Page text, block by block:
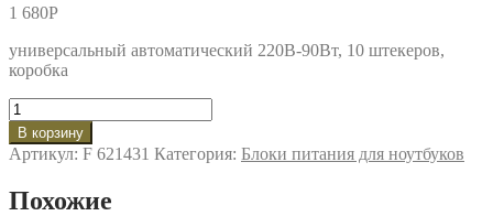
1 680P
универсальный автоматический 220В-90Вт, 10 штекеров,
коробка
Количество
товара
Блок
питания
ноутбука
В корзину
Артикул: F 621431 Категория: Блоки питания для ноутбуков
Похожие